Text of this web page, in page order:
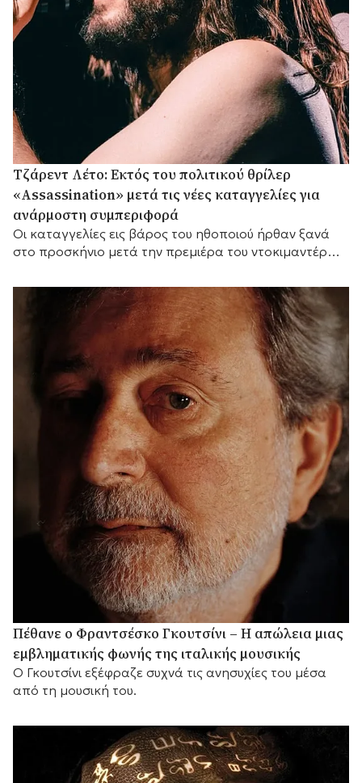
Τζάρεντ Λέτο: Εκτός του πολιτικού θρίλερ
«Assassination» μετά τις νέες καταγγελίες για
ανάρμοστη συμπεριφορά
Οι καταγγελίες εις βάρος του ηθοποιού ήρθαν ξανά
στο προσκήνιο μετά την πρεμιέρα του ντοκιμαντέρ
Πέθανε ο Φραντσέσκο Γκουτσίνι – Η απώλεια μιας
εμβληματικής φωνής της ιταλικής μουσικής
Ο Γκουτσίνι εξέφραζε συχνά τις ανησυχίες του μέσα
από τη μουσική του.